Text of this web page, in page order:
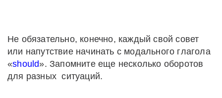
Не обязательно, конечно, каждый свой совет
или напутствие начинать с модального глагола
«should». Запомните еще несколько оборотов
для разных ситуаций.